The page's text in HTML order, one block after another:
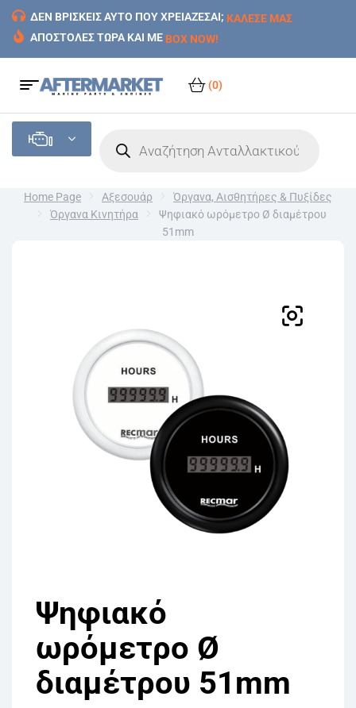
ΔΕΝ ΒΡΙΣΚΕΙΣ ΑΥΤΟ ΠΟΥ ΧΡΕΙΑΖΕΣΑΙ; ΚΑΛΕΣΕ ΜΑΣ
ΑΠΟΣΤΟΛΕΣ ΤΩΡΑ ΚΑΙ ΜΕ BOX NOW!
(0)
Home Page Αξεσουάρ
Όργανα, Αισθητήρες & Πυξίδες
Όργανα Κινητήρα
Ψηφιακό ωρόμετρο Ø διαμέτρου
51mm
Ψηφιακό
ωρόμετρο Ø
διαμέτρου 51mm